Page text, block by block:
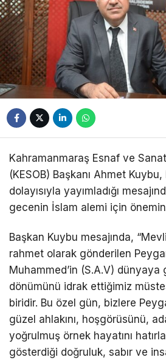
Kahramanmaraş Esnaf ve
(KESOB) Başkanı Ahmet
dolayısıyla yayımladığı
gecenin İslam alemi için
Başkan Kuybu mesajında,
rahmet olarak gönderilen
Muhammed’in (S.A.V) dünyaya
dönümünü idrak ettiğimiz
biridir. Bu özel gün, bizlere
güzel ahlakını, hoşgörüsünü,
yoğrulmuş örnek hayatını
gösterdiği doğruluk, sabır ve